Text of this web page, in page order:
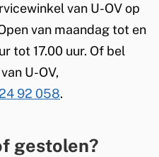
van U-OV op
van maandag tot en
tot 17.00 uur. Of bel
U-OV,
92 058.
gestolen?